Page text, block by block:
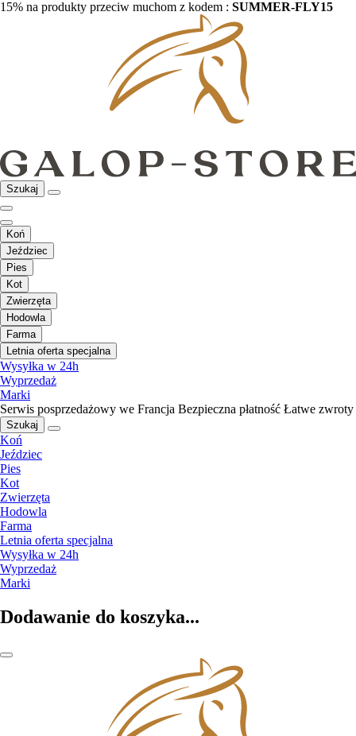
15% na produkty przeciw muchom z kodem : SUMMER-FLY15
Szukaj
Koń
Jeździec
Pies
Kot
Zwierzęta
Hodowla
Farma
Letnia oferta specjalna
Wysyłka w 24h
Wyprzedaż
Marki
Serwis posprzedażowy we Francja Bezpieczna płatność Łatwe zwroty
Szukaj
Koń
Jeździec
Pies
Kot
Zwierzęta
Hodowla
Farma
Letnia oferta specjalna
Wysyłka w 24h
Wyprzedaż
Marki
Dodawanie do koszyka...